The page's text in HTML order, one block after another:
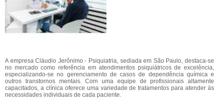
A empresa Cláudio Jerônimo - Psiquiatria, sediada em São Paulo, destaca-se
no mercado como referência em atendimentos psiquiátricos de excelência,
especializando-se no gerenciamento de casos de dependência química e
outros transtornos mentais. Com uma equipe de profissionais altamente
capacitados, a clínica oferece uma variedade de tratamentos para atender às
necessidades individuais de cada paciente.